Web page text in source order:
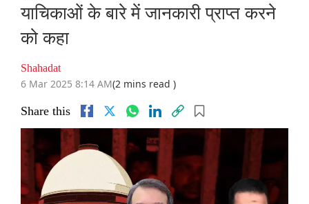
याचिकाओं के बारे में जानकारी प्राप्त करने
को कहा
Shahadat
6 Mar 2025 8:14 AM(2 mins read )
Share this